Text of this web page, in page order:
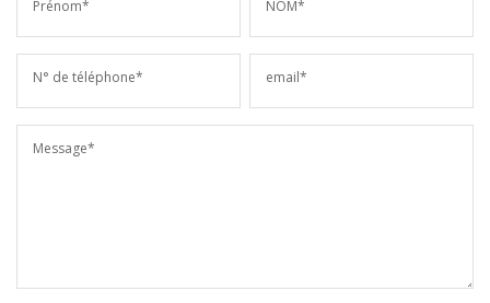
Prénom* NOM*
N° de téléphone* email*
Message*